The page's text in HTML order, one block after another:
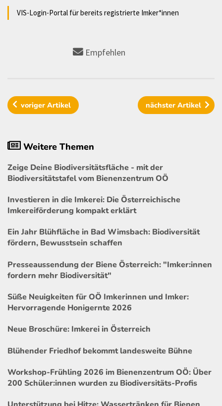
VIS-Login-Portal für bereits registrierte Imker*innen
Empfehlen
vorigerArtikel nächster Artikel
Weitere Themen
Zeige Deine Biodiversitätsfläche - mit der
Biodiversitätstafel vom Bienenzentrum OÖ
Investieren in die Imkerei: Die Österreichische
Imkereiförderung kompakt erklärt
Ein Jahr Blühfläche in Bad Wimsbach: Biodiversität
fördern, Bewusstsein schaffen
Presseaussendung der Biene Österreich: "Imker:innen
fordern mehr Biodiversität"
Süße Neuigkeiten für OÖ Imkerinnen und Imker:
Hervorragende Honigernte 2026
Neue Broschüre: Imkerei in Österreich
Blühender Friedhof bekommt landesweite Bühne
Workshop-Frühling 2026 im Bienenzentrum OÖ: Über
200 Schüler:innen wurden zu Biodiversitäts-Profis